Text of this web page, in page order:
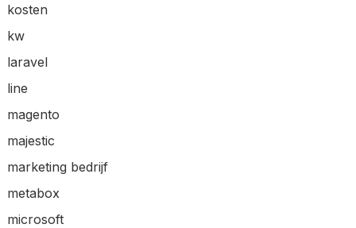
kosten
kw
laravel
line
magento
majestic
marketing bedrijf
metabox
microsoft